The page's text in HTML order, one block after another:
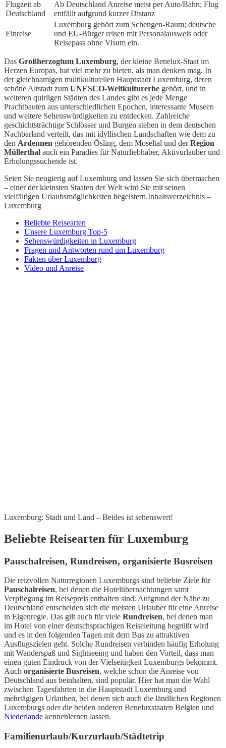
Flugzeit ab
Deutschland
Ab Deutschland Anreise meist per Auto/Bahn; Flug
entfällt aufgrund kurzer Distanz
Einreise
Luxemburg gehört zum Schengen-Raum; deutsche
und EU-Bürger reisen mit Personalausweis oder
Reisepass ohne Visum ein.
Das Großherzogtum Luxemburg, der kleine Benelux-Staat im
Herzen Europas, hat viel mehr zu bieten, als man denken mag. In
der gleichnamigen multikulturellen Hauptstadt Luxemburg, deren
schöne Altstadt zum UNESCO-Weltkulturerbe gehört, und in
weiteren quirligen Städten des Landes gibt es jede Menge
Prachtbauten aus unterschiedlichen Epochen, interessante Museen
und weitere Sehenswürdigkeiten zu entdecken. Zahlreiche
geschichtsträchtige Schlösser und Burgen stehen in dem deutschen
Nachbarland verteilt, das mit idyllischen Landschaften wie dem zu
den Ardennen gehörenden Ösling, dem Moseltal und derRegion
Müllerthal auch ein Paradies für Naturliebhaber, Aktivurlauber und
Erholungssuchende ist.
Seien Sie neugierig auf Luxemburg und lassen Sie sich überraschen
– einer der kleinsten Staaten der Welt wird Sie mit seinen
vielfältigen Urlaubsmöglichkeiten begeistern.Inhaltsverzeichnis –
Luxemburg
Beliebte Reisearten
Unsere Luxemburg Top-5
Sehenswürdigkeiten in Luxemburg
Fragen und Antworten rund um Luxemburg
Fakten über Luxemburg
Video und Anreise
Luxemburg: Stadt und Land – Beides ist sehenswert!
Beliebte Reisearten für Luxemburg
Pauschalreisen, Rundreisen, organisierte Busreisen
Die reizvollen Naturregionen Luxemburgs sind beliebte Ziele für
Pauschalreisen, bei denen die Hotelübernachtungen samt
Verpflegung im Reisepreis enthalten sind. Aufgrund der Nähe zu
Deutschland entscheiden sich die meisten Urlauber für eine Anreise
in Eigenregie. Das gilt auch für viele Rundreisen, bei denen man
im Hotel von einer deutschsprachigen Reiseleitung begrüßt wird
und es in den folgenden Tagen mit dem Bus zu attraktiven
Ausflugszielen geht. Solche Rundreisen verbinden häufig Erholung
mit Wanderspaß und Sightseeing und haben den Vorteil, dass man
einen guten Eindruck von der Vielseitigkeit Luxemburgs bekommt.
Auch organisierte Busreisen, welche schon die Anreise von
Deutschland aus beinhalten, sind populär. Hier hat man die Wahl
zwischen Tagesfahrten in die Hauptstadt Luxemburg und
mehrtägigen Urlauben, bei denen sich auch die ländlichen Regionen
Luxemburgs oder die beiden anderen Beneluxstaaten Belgien und
Niederlande kennenlernen lassen.
Familienurlaub/Kurzurlaub/Städtetrip